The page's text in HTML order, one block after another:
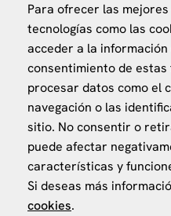
Ministerio de Asuntos
Fundación "la Caixa"
VISÍTANOS
Finca Agustí Pedro Pons
Av. Valvidrera, 25
Para ofrecer las
tecnologías como las
acceder a la
consentimiento de
procesar datos como el
navegación o las
sitio. No consentir o
puede afectar
características y
Si deseas más
cookies.